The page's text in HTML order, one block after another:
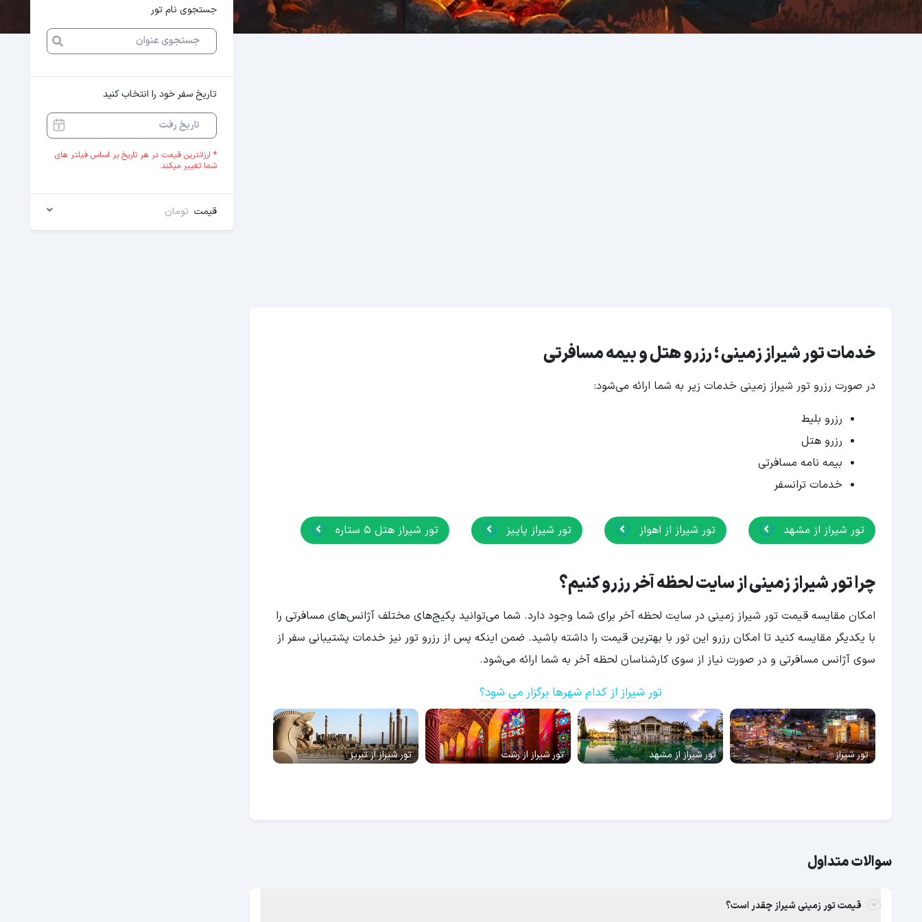
جستجوی نام تور
تاریخ سفر خود را انتخاب کنید
* ارزانترین قیمت در هر تاریخ بر اساس فیلتر های
شما تغییر میکند.
قیمت تومان
خدمات تور شیراز زمینی ؛ رزرو هتل و بیمه مسافرتی
در صورت رزرو تور شیراز زمینی خدمات زیر به شما ارائه می‌شود:
رزرو بلیط
رزرو هتل
بیمه نامه مسافرتی
خدمات ترانسفر
تور شیراز از مشهد تور شیراز از اهواز تور شیراز پاییز تور شیراز هتل 5 ستاره
چرا تور شیراز زمینی از سایت لحظه آخر رزرو کنیم؟
امکان مقایسه قیمت تور شیراز زمینی در سایت لحظه آخر برای شما وجود دارد. شما می‌توانید پکیج‌های مختلف آژانس‌های مسافرتی را
با یکدیگر مقایسه کنید تا امکان رزرو این تور با بهترین قیمت را داشته باشید. ضمن اینکه پس از رزرو تور نیز خدمات پشتیبانی سفر از
سوی آژانس مسافرتی و در صورت نیاز از سوی کارشناسان لحظه آخر به شما ارائه می‌شود.
تور شیراز از کدام شهرها برگزار می شود؟
تور شیراز تور شیراز از مشهد تور شیراز از رشت تور شیراز از تبریز
سوالات متداول
قیمت تور زمینی شیراز چقدر است؟